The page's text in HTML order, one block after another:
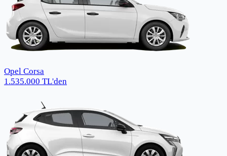
Opel Corsa
1.535.000 TL'den